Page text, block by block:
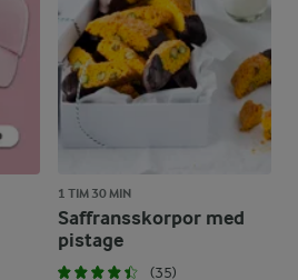
1 TIM 30 MIN
Saffransskorpor med
pistage
(35)